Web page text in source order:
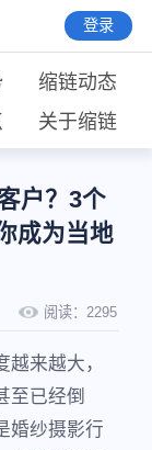
登录
缩链动态
关于缩链
户？3个
成为当地
阅读： 2295
来越大，
至已经倒
婚纱摄影行